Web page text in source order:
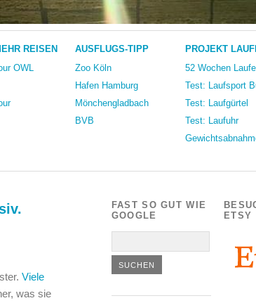
REISEN
OWL
AUSFLUGS-TIPP
Zoo Köln
Hafen Hamburg
Mönchengladbach
BVB
PROJEKT
52 Wochen
Test: Laufsport
Test: Laufgürtel
Test: Laufuhr
Viele
was sie
FAST SO GUT WIE
GOOGLE
ETSY